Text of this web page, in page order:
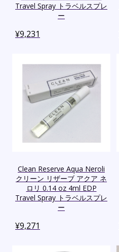
Travel Spray トラベルスプレ
ー
¥9,231
Clean Reserve Aqua Neroli
クリーン リザーブ アクア ネ
ロリ 0.14 oz 4ml EDP
Travel Spray トラベルスプレ
ー
¥9,271